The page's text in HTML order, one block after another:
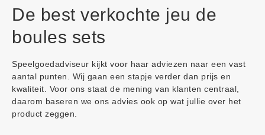
De best verkochte jeu de
boules sets
Speelgoedadviseur kijkt voor haar adviezen naar een vast
aantal punten. Wij gaan een stapje verder dan prijs en
kwaliteit. Voor ons staat de mening van klanten centraal,
daarom baseren we ons advies ook op wat jullie over het
product zeggen.